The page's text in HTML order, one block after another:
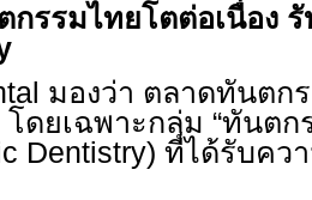
กรรมไทยโตต่อเนื่อง
มองว่า ตลาดทันตก
โดยเฉพาะกลุ่ม “ทันตก
Dentistry) ที่ได้รับคว